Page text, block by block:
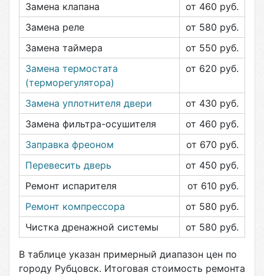
Замена клапана
от 460 руб.
Замена реле
от 580 руб.
Замена таймера
от 550 руб.
Замена термостата
(терморегулятора)
от 620 руб.
Замена уплотнителя двери от 430 руб.
Замена фильтра-осушителя
от 460 руб.
Заправка фреоном
от 670 руб.
Перевесить дверь
от 450 руб.
Ремонт испарителя
от 610 руб.
Ремонт компрессора
от 580 руб.
Чистка дренажной системы
от 580 руб.
В таблице указан примерный диапазон цен по
городу Рубцовск. Итоговая стоимость ремонта